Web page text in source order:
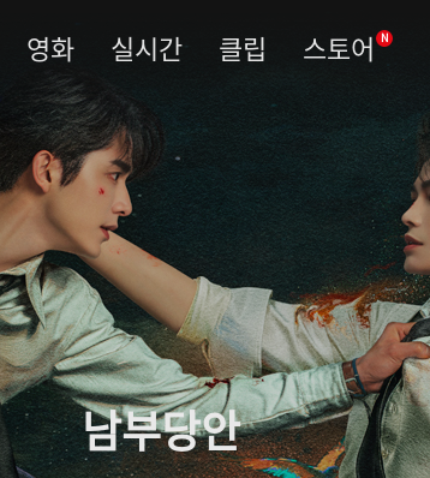
영화 실시간 클립 스토어 N
남부당안